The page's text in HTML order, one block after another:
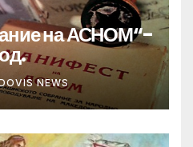
на АСНОМ“-
NEWS